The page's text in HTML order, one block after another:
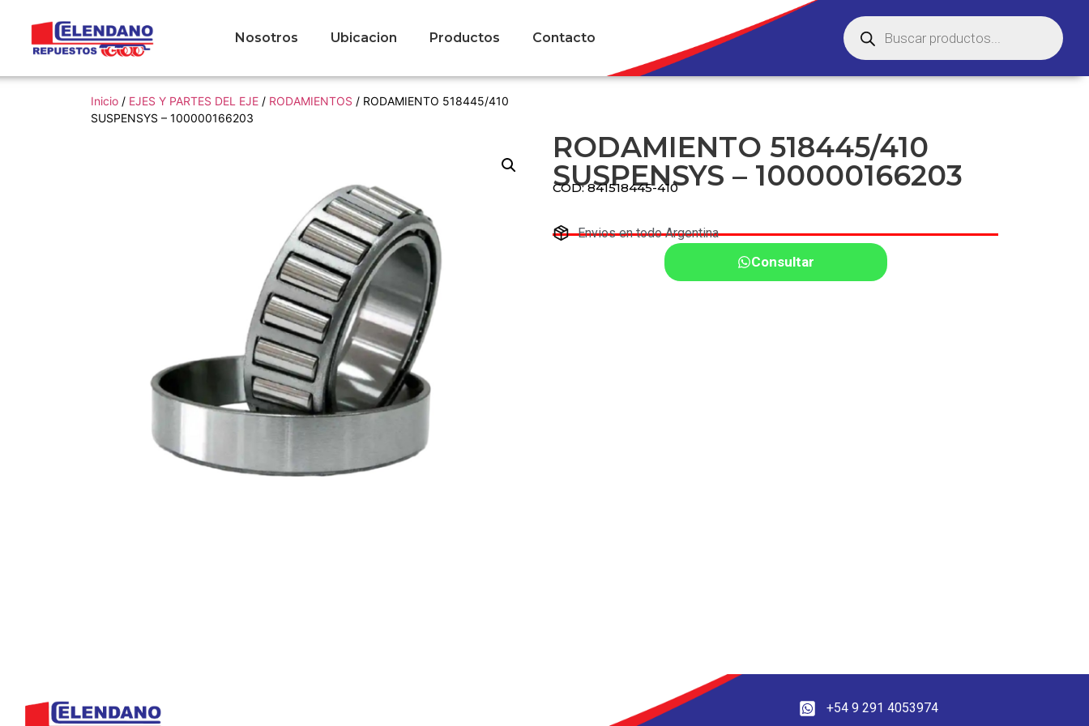
Nosotros Ubicacion Productos Contacto
Inicio / EJES Y PARTES DEL EJE / RODAMIENTOS / RODAMIENTO 518445/410
SUSPENSYS – 100000166203
RODAMIENTO 518445/410
SUSPENSYS – 100000166203
COD: 841518445-410
Envios en todo Argentina
Consultar
+54 9 291 4053974